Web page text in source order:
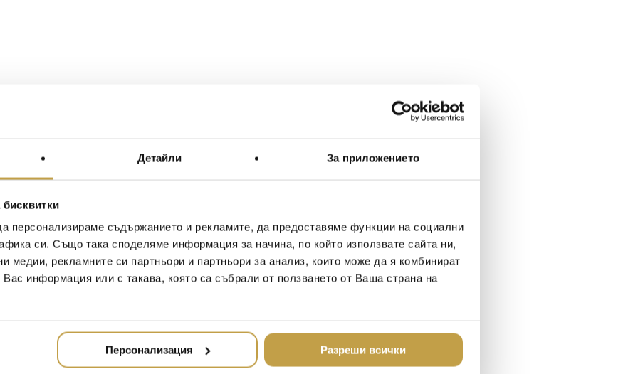
Детайли За приложението
персонализираме съдържанието и рекламите, да предоставяме функции на социални
си. Също така споделяме информация за начина, по който използвате сайта ни,
медии, рекламните си партньори и партньори за анализ, които може да я комбинират
Вас информация или с такава, която са събрали от ползването от Ваша страна на
Персонализация Разреши всички